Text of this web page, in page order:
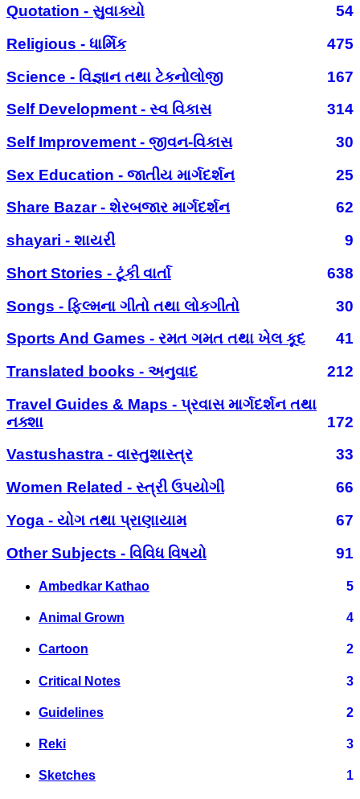
Quotation - સુવાક્યો
54
Religious - ધાર્મિક
475
Science - વિજ્ઞાન તથા ટેકનોલોજી
167
Self Development - સ્વ વિકાસ
314
Self Improvement - જીવન-વિકાસ
30
Sex Education - જાતીય માર્ગદર્શન
25
Share Bazar - શેરબજાર માર્ગદર્શન
62
shayari - શાયરી
9
Short Stories - ટૂંકી વાર્તા
638
Songs - ફિલ્મના ગીતો તથા લોકગીતો
30
Sports And Games - રમત ગમત તથા ખેલ કૂદ
41
Translated books - અનુવાદ
212
Travel Guides & Maps - પ્રવાસ માર્ગદર્શન તથા
નક્શા
172
Vastushastra - વાસ્તુશાસ્ત્ર
33
Women Related - સ્ત્રી ઉપયોગી
66
Yoga - યોગ તથા પ્રાણાયામ
67
Other Subjects - વિવિધ વિષયો
91
Ambedkar Kathao 5
Animal Grown 4
Cartoon 2
Critical Notes 3
Guidelines 2
Reki 3
Sketches 1